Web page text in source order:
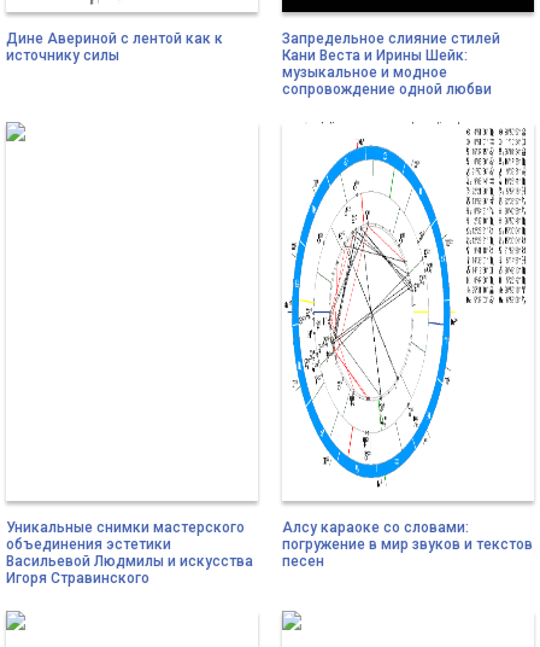
Дине Авериной с лентой как к
источнику силы
Запредельное слияние стилей
Кани Веста и Ирины Шейк:
музыкальное и модное
сопровождение одной любви
Уникальные снимки мастерского
объединения эстетики
Васильевой Людмилы и искусства
Игоря Стравинского
Алсу караоке со словами:
погружение в мир звуков и текстов
песен